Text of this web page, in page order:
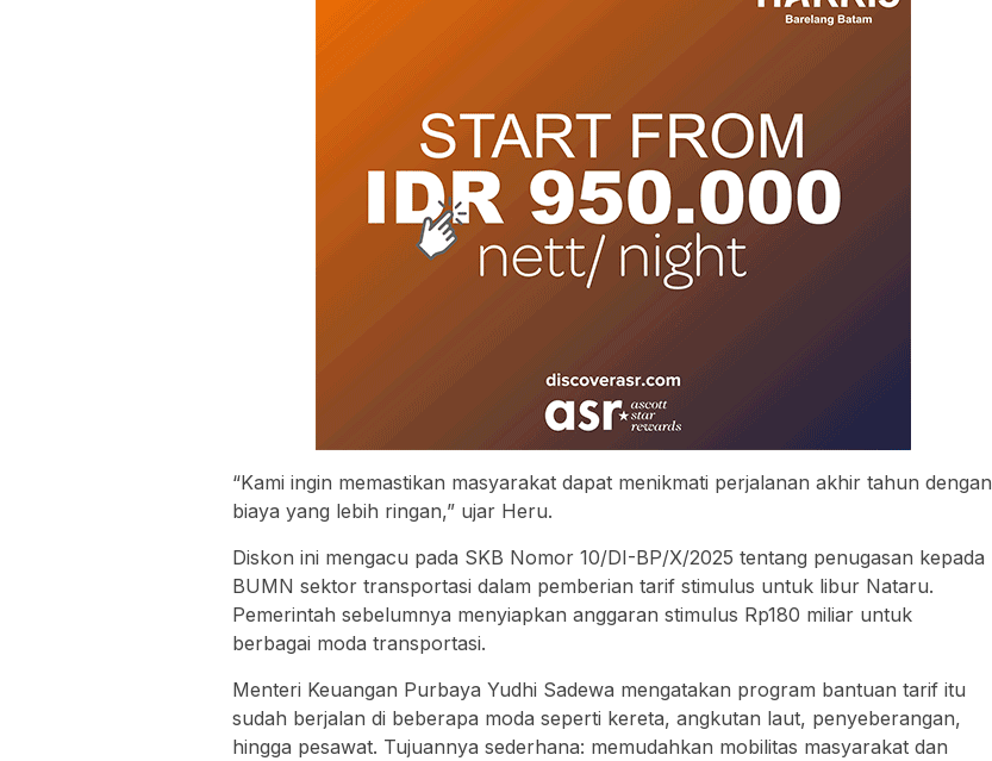
“Kami ingin memastikan masyarakat dapat menikmati perjalanan akhir tahun dengan
biaya yang lebih ringan,” ujar Heru.
Diskon ini mengacu pada SKB Nomor 10/DI-BP/X/2025 tentang penugasan kepada
BUMN sektor transportasi dalam pemberian tarif stimulus untuk libur Nataru.
Pemerintah sebelumnya menyiapkan anggaran stimulus Rp180 miliar untuk
berbagai moda transportasi.
Menteri Keuangan Purbaya Yudhi Sadewa mengatakan program bantuan tarif itu
sudah berjalan di beberapa moda seperti kereta, angkutan laut, penyeberangan,
hingga pesawat. Tujuannya sederhana: memudahkan mobilitas masyarakat dan